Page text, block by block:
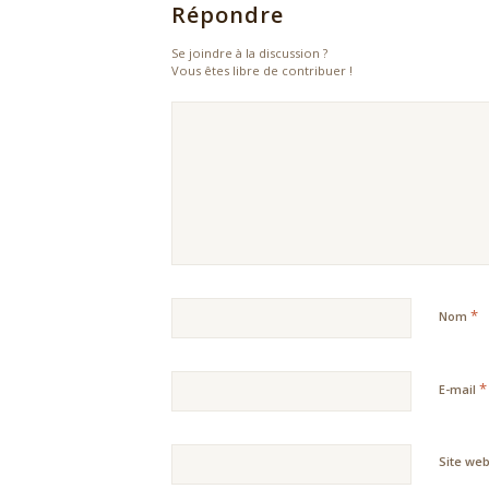
Répondre
Se joindre à la discussion ?
Vous êtes libre de contribuer !
Nom *
E-mail *
Site web